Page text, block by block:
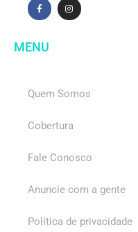
MENU
Quem Somos
Cobertura
Fale Conosco
Anuncie com a gente
Política de privacidade